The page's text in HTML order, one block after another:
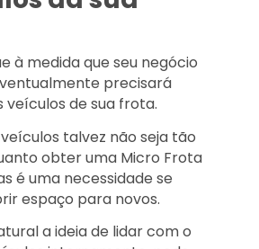
à medida que seu negócio
precisará
veículos de sua frota.
talvez não seja tão
obter uma Micro Frota
é uma necessidade se
espaço para novos.
a ideia de lidar com o